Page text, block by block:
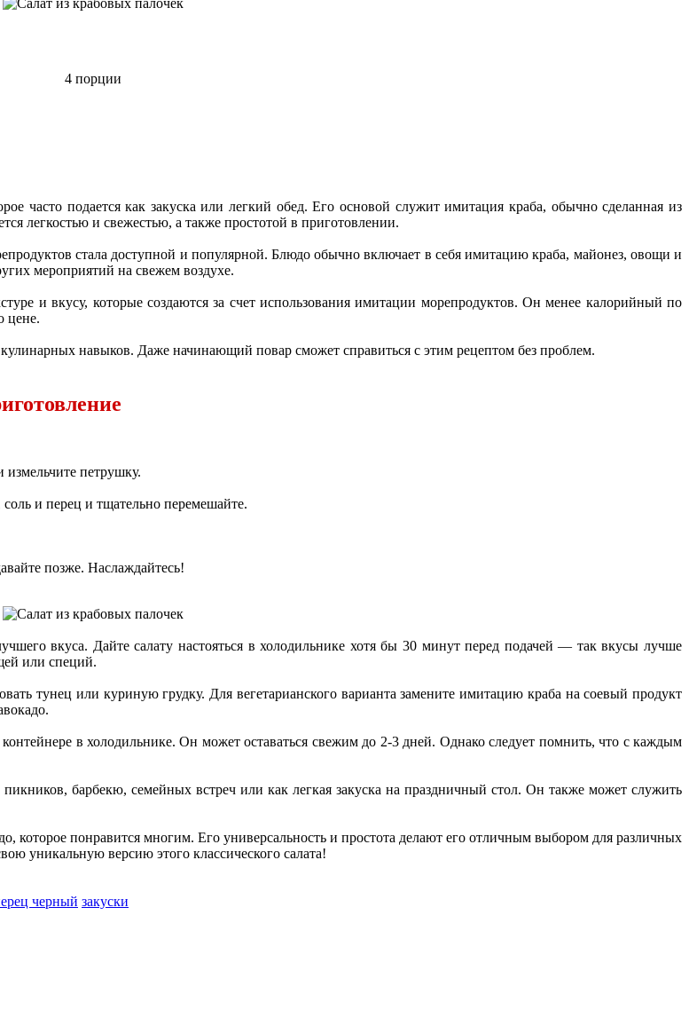
4 порции
часто подается как закуска или легкий обед. Его основой служит имитация краба, обычно сделанная из
легкостью и свежестью, а также простотой в приготовлении.
стала доступной и популярной. Блюдо обычно включает в себя имитацию краба, майонез, овощи и
мероприятий на свежем воздухе.
и вкусу, которые создаются за счет использования имитации морепродуктов. Он менее калорийный по
цене.
навыков. Даже начинающий повар сможет справиться с этим рецептом без проблем.
петрушку.
и перец и тщательно перемешайте.
позже. Наслаждайтесь!
вкуса. Дайте салату настояться в холодильнике хотя бы 30 минут перед подачей — так вкусы лучше
или специй.
тунец или куриную грудку. Для вегетарианского варианта замените имитацию краба на соевый продукт
в холодильнике. Он может оставаться свежим до 2-3 дней. Однако следует помнить, что с каждым
пикников, барбекю, семейных встреч или как легкая закуска на праздничный стол. Он также может служить
которое понравится многим. Его универсальность и простота делают его отличным выбором для различных
уникальную версию этого классического салата!
черный закуски